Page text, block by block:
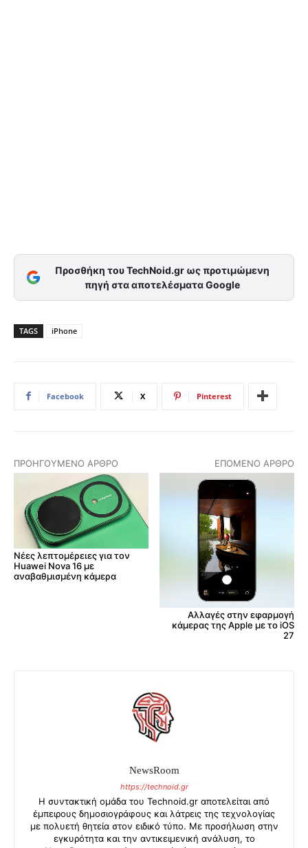
Προσθήκη του TechNoid.gr ως προτιμώμενη
πηγή στα αποτελέσματα Google
TAGS iPhone
Facebook X Pinterest
ΠΡΟΗΓΟΎΜΕΝΟ ΆΡΘΡΟ
Νέες λεπτομέρειες για τον
Huawei Nova 16 με
αναβαθμισμένη κάμερα
ΕΠΌΜΕΝΟ ΆΡΘΡΟ
Αλλαγές στην εφαρμογή
κάμερας της Apple με το iOS
27
NewsRoom
https://technoid.gr
Η συντακτική ομάδα του Technoid.gr αποτελείται από
έμπειρους δημοσιογράφους και λάτρεις της τεχνολογίας
με πολυετή θητεία στον ειδικό τύπο. Με προσήλωση στην
εγκυρότητα και την αντικειμενική ανάλυση, το